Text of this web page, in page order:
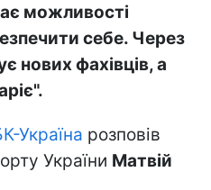
можливості
себе. Через
нових фахівців, а
Україна розповів
України Матвій